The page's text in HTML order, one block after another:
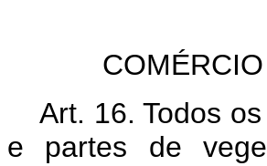
Art. 16. Todos
e partes de